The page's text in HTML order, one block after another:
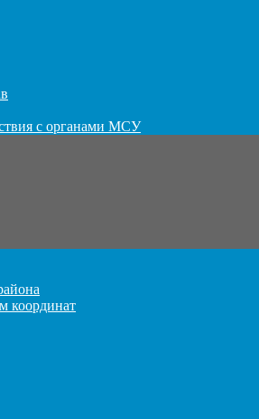
с органами МСУ
координат